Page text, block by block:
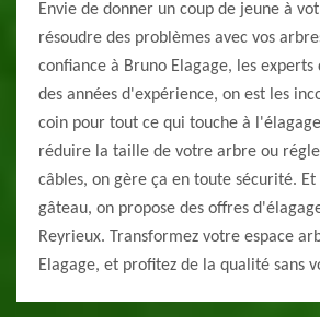
Envie de donner un coup de jeune à
résoudre des problèmes avec vos
confiance à Bruno Elagage, les
des années d'expérience, on est les
coin pour tout ce qui touche à
réduire la taille de votre arbre ou
câbles, on gère ça en toute sécurité.
gâteau, on propose des offres
Reyrieux. Transformez votre espace
Elagage, et profitez de la qualité sans